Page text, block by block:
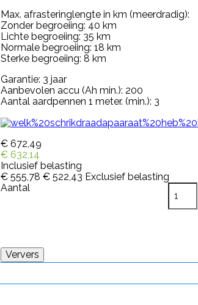
Max. afrasteringlengte in km (meerdradig):
Zonder begroeiing: 40 km
Lichte begroeiing: 35 km
Normale begroeiing: 18 km
Sterke begroeiing: 8 km
Garantie: 3 jaar
Aanbevolen accu (Ah min.): 200
Aantal aardpennen 1 meter. (min.): 3
€ 672,49
€ 632,14
Inclusief belasting
€ 555,78 € 522,43 Exclusief belasting
Aantal